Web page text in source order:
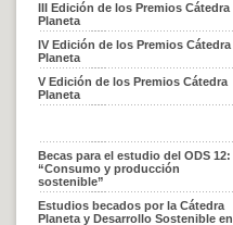
III Edición de los Premios Cátedra
Planeta
IV Edición de los Premios Cátedra
Planeta
V Edición de los Premios Cátedra
Planeta
Becas para el estudio del ODS 12:
“Consumo y producción
sostenible”
Estudios becados por la Cátedra
Planeta y Desarrollo Sostenible en